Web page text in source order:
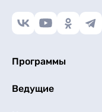
Программы
Ведущие